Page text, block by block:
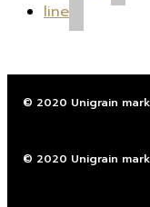
line
© 2020 Unigrain
© 2020 Unigrain